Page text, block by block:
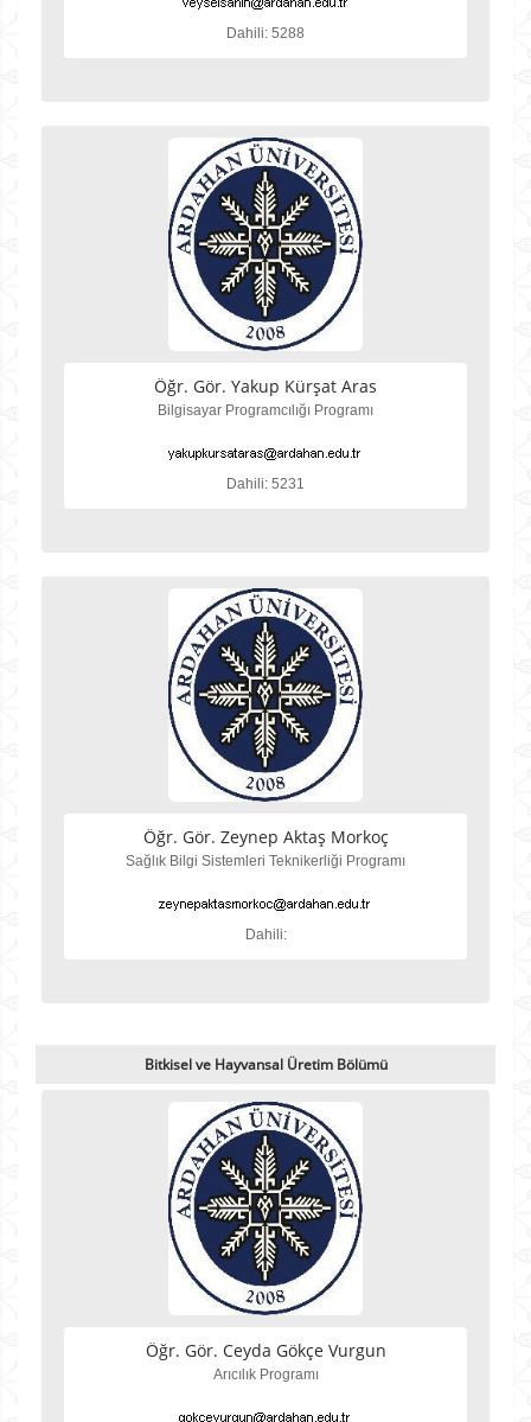
Dahili: 5288
Öğr. Gör. Yakup Kürşat Aras
Bilgisayar Programcılığı Programı
Dahili: 5231
Öğr. Gör. Zeynep Aktaş Morkoç
Sağlık Bilgi Sistemleri Teknikerliği Programı
Dahili:
Bitkisel ve Hayvansal Üretim Bölümü
Öğr. Gör. Ceyda Gökçe Vurgun
Arıcılık Programı